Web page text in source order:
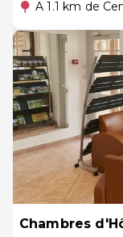
A 1.1 km de
Chambres